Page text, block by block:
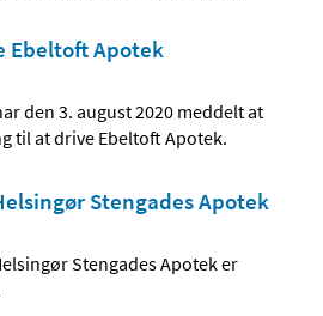
Ebeltoft Apotek
den 3. august 2020 meddelt at
til at drive Ebeltoft Apotek.
Stengades Apotek
Stengades Apotek er